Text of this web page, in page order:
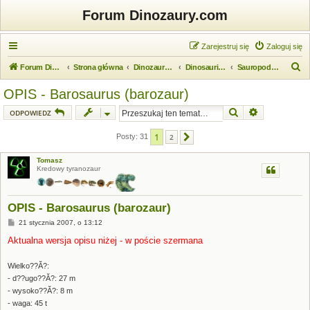
Forum Dinozaury.com
Zaloguj się
Zarejestruj się
Forum Dinozaury.com Strona główna Dinozaurologia Dinosauria (dinozaury) Sauropodomorpha (zauropodomorfy)
OPIS - Barosaurus (barozaur)
ODPOWIEDZ Szukaj
Posty: 31 1 2
Tomasz
Kredowy tyranozaur
OPIS - Barosaurus (barozaur)
P
s
21 stycznia 2007, o 13:12
Aktualna wersja opisu niżej - w poście szermana
Wielko??Ă?:
- d??ugo??Ă?: 27 m
- wysoko??Ă?: 8 m
- waga: 45 t